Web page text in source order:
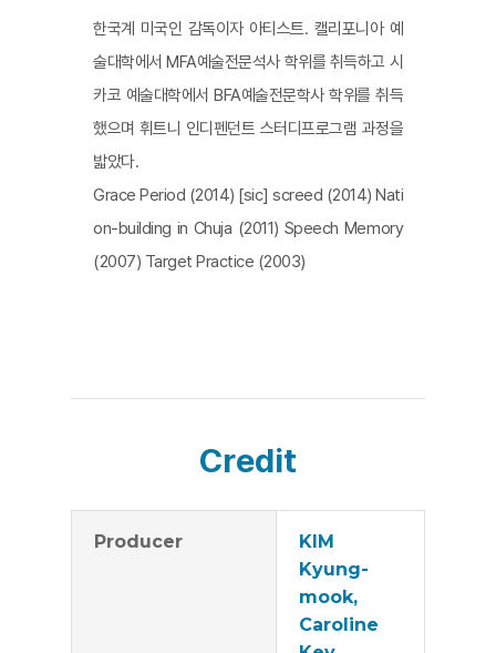
한국계 미국인 감독이자 아티스트. 캘리포니아 예
술대학에서 MFA예술전문석사 학위를 취득하고 시
카코 예술대학에서 BFA예술전문학사 학위를 취득
했으며 휘트니 인디펜던트 스터디프로그램 과정을
밟았다.
Grace Period (2014) [sic] screed (2014) Nati
on-building in Chuja (2011) Speech Memory
(2007) Target Practice (2003)
Credit
Producer
KIM
Kyung-
mook,
Caroline